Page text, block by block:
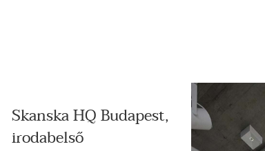
Skanska HQ Budapest,
irodabelső